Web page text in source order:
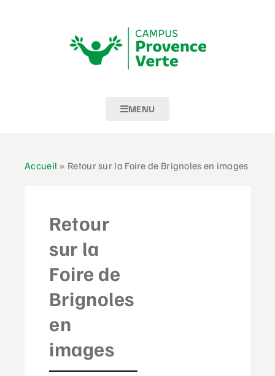
MENU
Accueil » Retour sur la Foire de Brignoles en images
Retour
sur la
Foire de
Brignoles
en
images